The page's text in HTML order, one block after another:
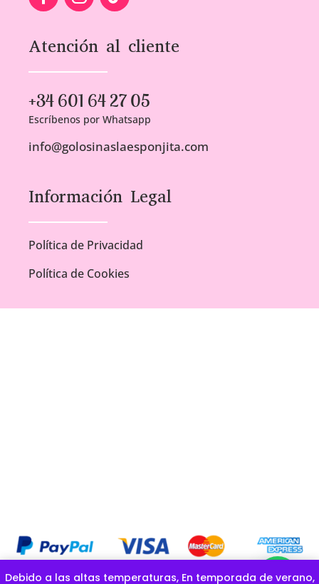
Debido a las altas temperaturas, En temporada de verano,
Atención al cliente
+34 601 64 27 05
Escríbenos por Whatsapp
info@golosinaslaesponjita.com
Información Legal
Política de Privacidad
Política de Cookies